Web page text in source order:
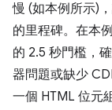
慢 (如本例所示)
的里程碑。在本
的 2.5 秒門檻，
器問題或缺少
一個 HTML 位元